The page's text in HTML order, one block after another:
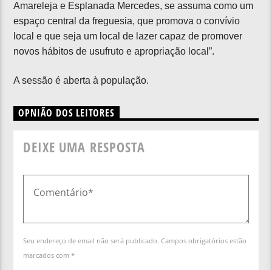
Amareleja e Esplanada Mercedes, se assuma como um
espaço central da freguesia, que promova o convívio
local e que seja um local de lazer capaz de promover
novos hábitos de usufruto e apropriação local”.
A sessão é aberta à população.
OPNIÃO DOS LEITORES
DEIXE UMA RESPOSTA
Seu endereço de email não será publicado. Campos obrigatórios estão
marcados com *